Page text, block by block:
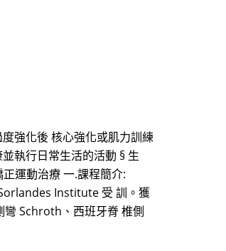
強化後 核心強化或肌力訓練
執行日常生活的活動 § 生
運動治療 一.課程簡介:
Institute 受 訓。獲
Schroth、西班牙脊 椎側